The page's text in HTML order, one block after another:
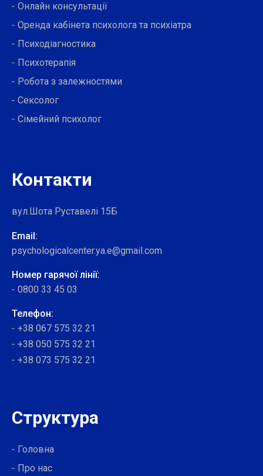
Онлайн консультації
Оренда кабінета психолога та психіатра
Психодіагностика
Психотерапія
Робота з залежностями
Сексолог
Сімейний психолог
Контакти
вул.Шота Руставелі 15Б
Email:
psychologicalcenter.ya.e@gmail.com
Номер гарячої лінії:
0800 33 45 03
Телефон:
+38 067 575 32 21
+38 050 575 32 21
+38 073 575 32 21
Структура
Головна
Про нас